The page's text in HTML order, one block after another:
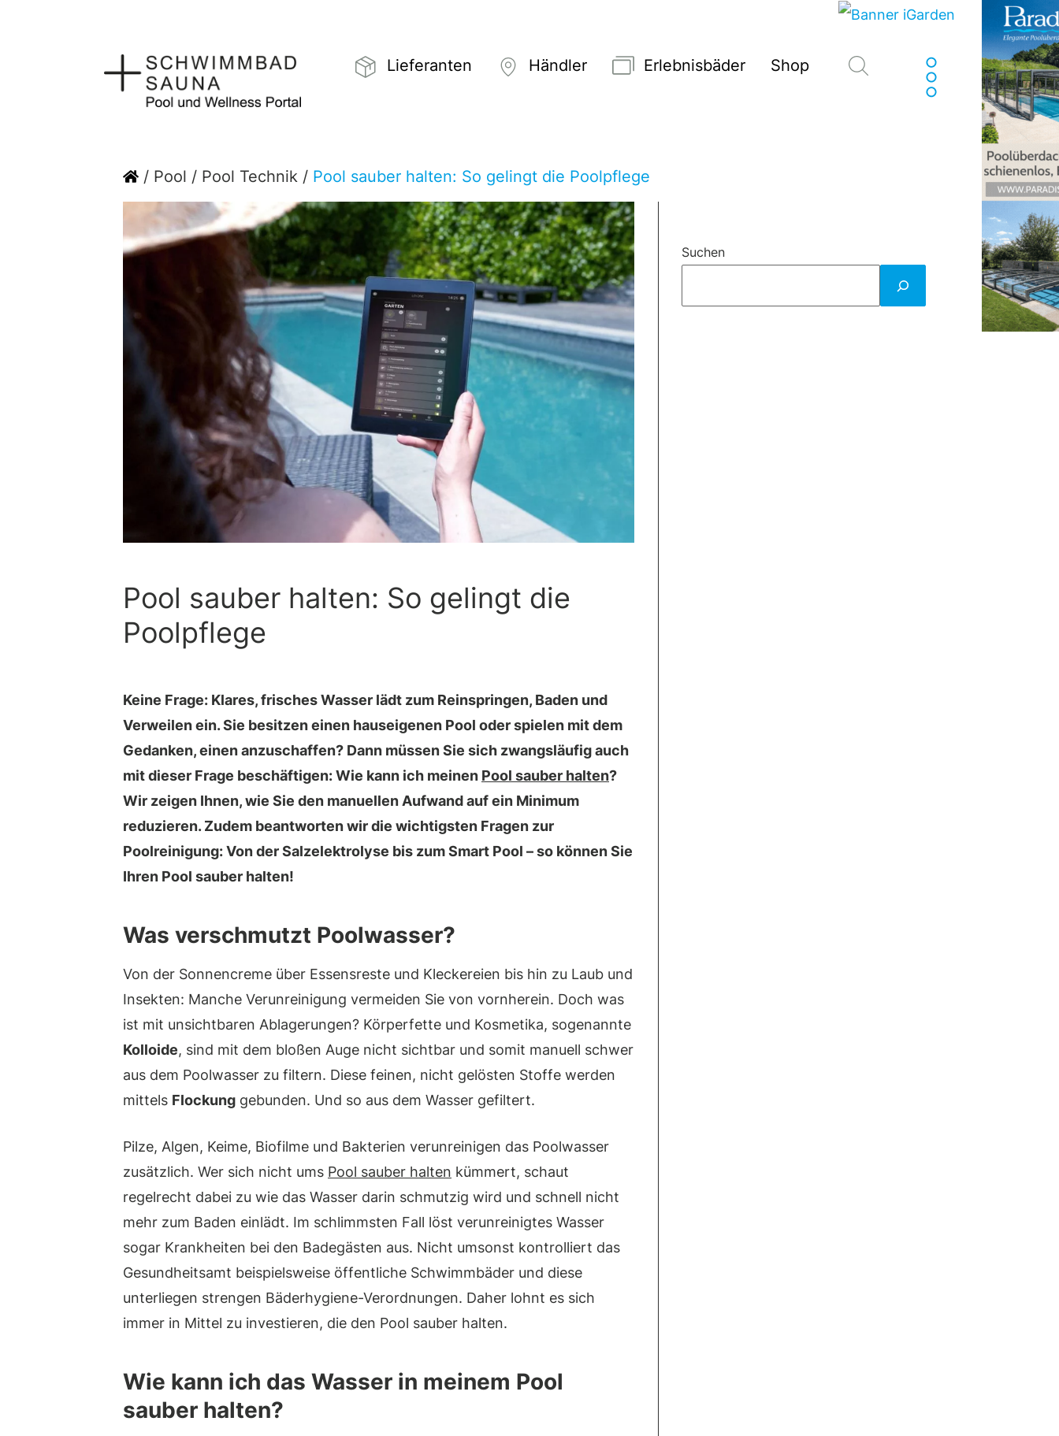
Lieferanten Händler Erlebnisbäder Shop Suchen
Home
/ Pool / Pool Technik / Pool sauber halten: So gelingt die Poolpflege
Pool sauber halten: So gelingt die
Poolpflege
Keine Frage: Klares, frisches Wasser lädt zum Reinspringen, Baden und
Verweilen ein. Sie besitzen einen hauseigenen Pool oder spielen mit dem
Gedanken, einen anzuschaffen? Dann müssen Sie sich zwangsläufig auch
mit dieser Frage beschäftigen: Wie kann ich meinen Pool sauber halten?
Wir zeigen Ihnen, wie Sie den manuellen Aufwand auf ein Minimum
reduzieren. Zudem beantworten wir die wichtigsten Fragen zur
Poolreinigung: Von der Salzelektrolyse bis zum Smart Pool – so können Sie
Ihren Pool sauber halten!
Was verschmutzt Poolwasser?
Von der Sonnencreme über Essensreste und Kleckereien bis hin zu Laub und
Insekten: Manche Verunreinigung vermeiden Sie von vornherein. Doch was
ist mit unsichtbaren Ablagerungen? Körperfette und Kosmetika, sogenannte
Kolloide, sind mit dem bloßen Auge nicht sichtbar und somit manuell schwer
aus dem Poolwasser zu filtern. Diese feinen, nicht gelösten Stoffe werden
mittels Flockung gebunden. Und so aus dem Wasser gefiltert.
Pilze, Algen, Keime, Biofilme und Bakterien verunreinigen das Poolwasser
zusätzlich. Wer sich nicht ums Pool sauber halten kümmert, schaut
regelrecht dabei zu wie das Wasser darin schmutzig wird und schnell nicht
mehr zum Baden einlädt. Im schlimmsten Fall löst verunreinigtes Wasser
sogar Krankheiten bei den Badegästen aus. Nicht umsonst kontrolliert das
Gesundheitsamt beispielsweise öffentliche Schwimmbäder und diese
unterliegen strengen Bäderhygiene-Verordnungen. Daher lohnt es sich
immer in Mittel zu investieren, die den Pool sauber halten.
Wie kann ich das Wasser in meinem Pool
sauber halten?
Suchen